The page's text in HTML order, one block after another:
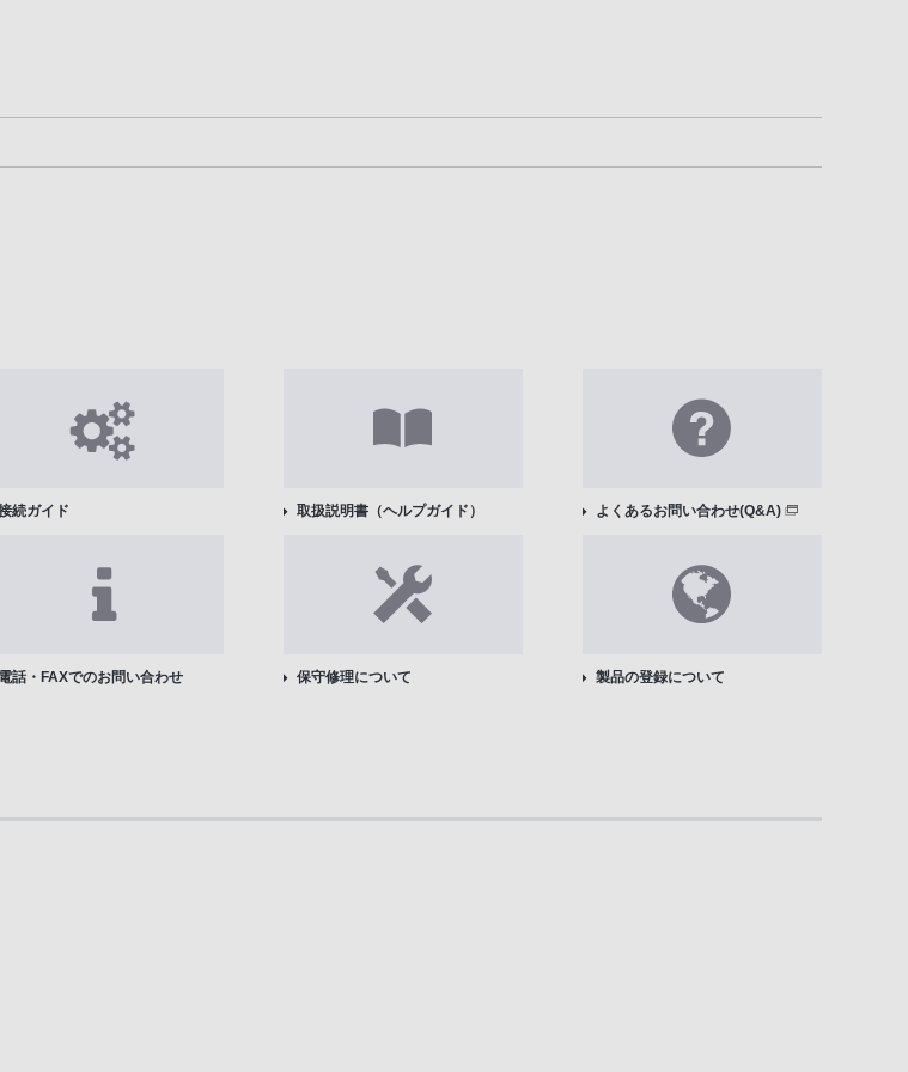
続ガイド 取扱説明書（ヘルプガイド） よくあるお問い合わせ(Q&A)
電話・FAXでのお問い合わせ 保守修理について 製品の登録について